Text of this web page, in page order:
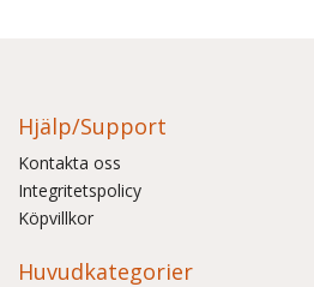
Hjälp/Support
Kontakta oss
Integritetspolicy
Köpvillkor
Huvudkategorier